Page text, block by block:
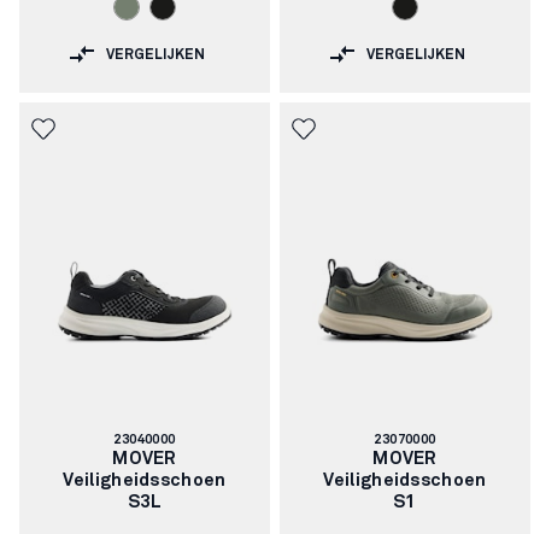
VERGELIJKEN VERGELIJKEN
Artikelnummer:
23040000
MOVER
Veiligheidsschoen
S3L
Artikelnummer:
23070000
MOVER
Veiligheidsschoen
S1